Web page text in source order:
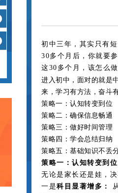
初中三年，其实只有
30多个月后，你就要
这30多个月，该怎么
进入初中，面对的就是
来，学习有方法，奋斗
策略一：认知转变到位
策略二：确保信息畅通
策略三：做好时间管理
策略四：学会总结归纳
策略五：基础知识不丢
策略一：认知转变到位
无论是家长还是娃，
一是科目显著增多：